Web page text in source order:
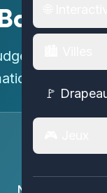
🚩
Néerlandais